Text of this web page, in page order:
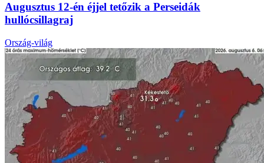
Augusztus 12-én éjjel tetőzik a Perseidák
hullócsillagraj
Ország-világ